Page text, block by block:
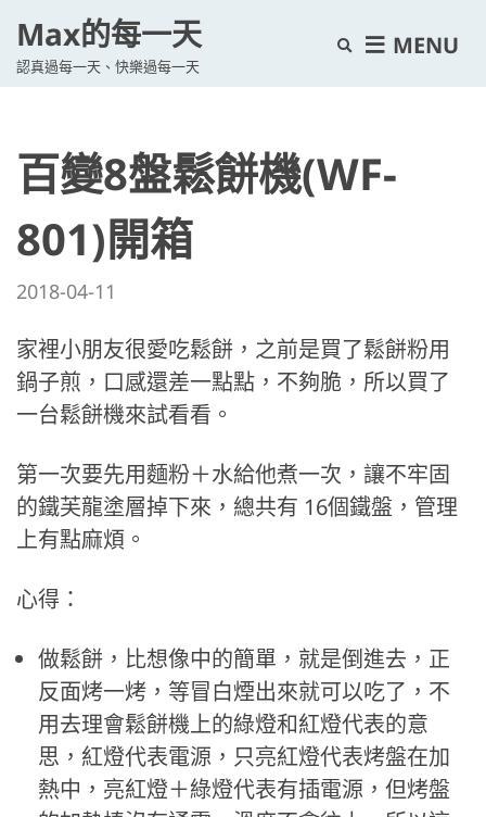
Max的每一天
認真過每一天、快樂過每一天
E
n
d
c
h
f
m
MENU
百變8盤鬆餅機(WF-
801)開箱
2018-04-11
家裡小朋友很愛吃鬆餅，之前是買了鬆餅粉用
鍋子煎，口感還差一點點，不夠脆，所以買了
一台鬆餅機來試看看。
第一次要先用麵粉＋水給他煮一次，讓不牢固
的鐵芙龍塗層掉下來，總共有 16個鐵盤，管理
上有點麻煩。
心得：
做鬆餅，比想像中的簡單，就是倒進去，正
反面烤一烤，等冒白煙出來就可以吃了，不
用去理會鬆餅機上的綠燈和紅燈代表的意
思，紅燈代表電源，只亮紅燈代表烤盤在加
熱中，亮紅燈＋綠燈代表有插電源，但烤盤